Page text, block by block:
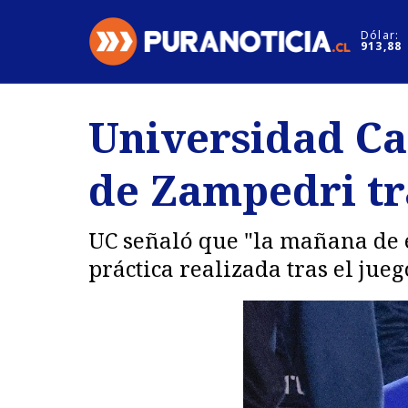
Dólar:
913,88
Regiones
Deportes Motores
Universidad
de Zampedri
UC señaló que "la mañana
práctica realizada tras el